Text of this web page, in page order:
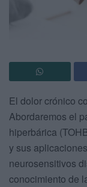
El dolor crónico
Abordaremos el
hiperbárica
y sus
neurosensitivos
conocimiento de